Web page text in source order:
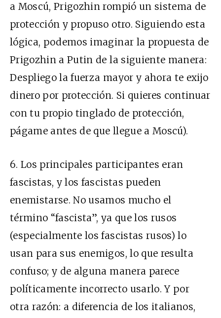
a Moscú, Prigozhin rompió un sistema de
protección y propuso otro. Siguiendo esta
lógica, podemos imaginar la propuesta de
Prigozhin a Putin de la siguiente manera:
Despliego la fuerza mayor y ahora te exijo
dinero por protección. Si quieres continuar
con tu propio tinglado de protección,
págame antes de que llegue a Moscú).
6. Los principales participantes eran
fascistas, y los fascistas pueden
enemistarse. No usamos mucho el
término “fascista”, ya que los rusos
(especialmente los fascistas rusos) lo
usan para sus enemigos, lo que resulta
confuso; y de alguna manera parece
políticamente incorrecto usarlo. Y por
otra razón: a diferencia de los italianos,